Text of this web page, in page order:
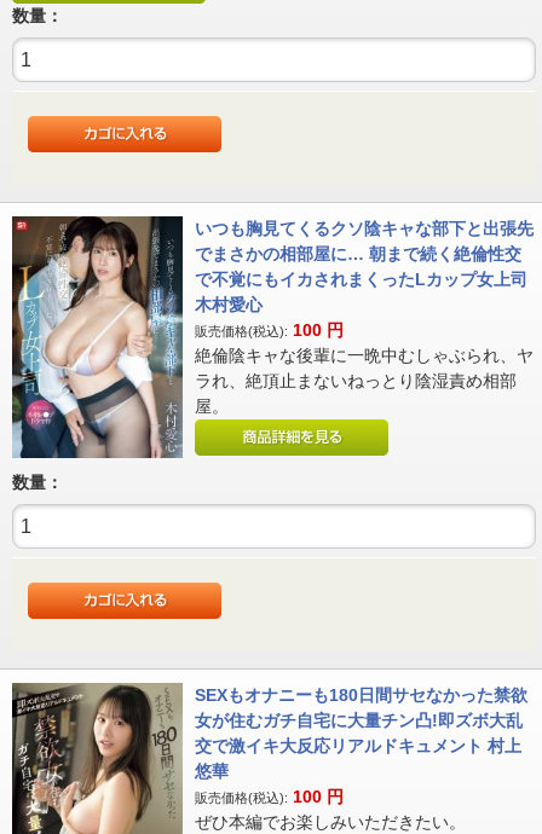
数量：
いつも胸見てくるクソ陰キャな部下と出張先
でまさかの相部屋に… 朝まで続く絶倫性交
で不覚にもイカされまくったLカップ女上司
木村愛心
販売価格(税込): 100 円
絶倫陰キャな後輩に一晩中むしゃぶられ、ヤ
ラれ、絶頂止まないねっとり陰湿責め相部
屋。
数量：
SEXもオナニーも180日間サセなかった禁欲
女が住むガチ自宅に大量チン凸!即ズボ大乱
交で激イキ大反応リアルドキュメント 村上
悠華
販売価格(税込): 100 円
ぜひ本編でお楽しみいただきたい。